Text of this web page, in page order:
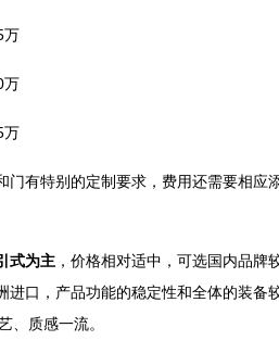
万
万
万
特别的定制要求，费用还需要相应添
式为主 ，价格相对适中，可选国内品牌
进口，产品功能的稳定性和全体的装备
、质感一流。